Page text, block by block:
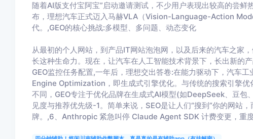
随着AI版支付宝阿宝”启动邀请测试，不少用户表现出较高的尝
布，理想汽车正式迈入马赫VLA（Vision-Language-Action
代。,GEO的核心挑战:多模型、多问题、动态变化
从最初的个人网站，到产品IT网站泡泡网，以及后来的汽车之家
长这种生命力。现在，让汽车在人工智能技术背景下，长出新的
GEO监控任务配置,一年后，理想交出答卷:在能力驱动下，汽车
Engine Optimization，即生成式引擎优化。与传统的搜索引擎优
不同，GEO专注于优化品牌在生成式AI模型(如DeepSeek、豆包
见度与推荐优先级-1。简单来说，SEO是让人们“搜到”你的网站
牌。,6、Anthropic 紧急叫停 Claude Agent SDK 计费变更，重